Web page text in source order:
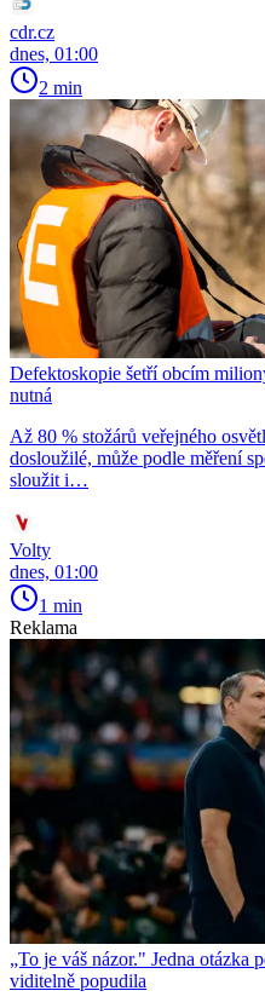
cdr.cz
dnes, 01:00
2 min
Defektoskopie šetří obcím
nutná
Až 80 % stožárů veřejného
dosloužilé, může podle měření
sloužit i…
Volty
dnes, 01:00
1 min
Reklama
„To je váš názor." Jedna otázka
viditelně popudila